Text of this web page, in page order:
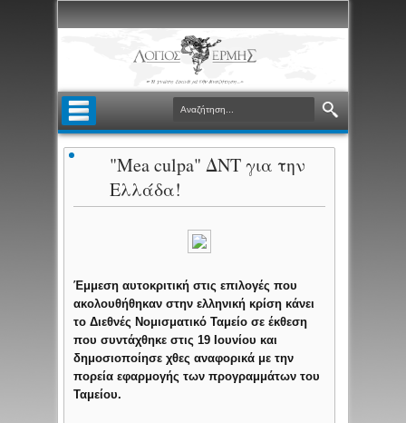
"Mea culpa" ΔΝΤ για την
Ελλάδα!
Έμμεση αυτοκριτική στις επιλογές που
ακολουθήθηκαν στην ελληνική κρίση κάνει
το Διεθνές Νομισματικό Ταμείο σε έκθεση
που συντάχθηκε στις 19 Ιουνίου και
δημοσιοποίησε χθες αναφορικά με την
πορεία εφαρμογής των προγραμμάτων του
Ταμείου.